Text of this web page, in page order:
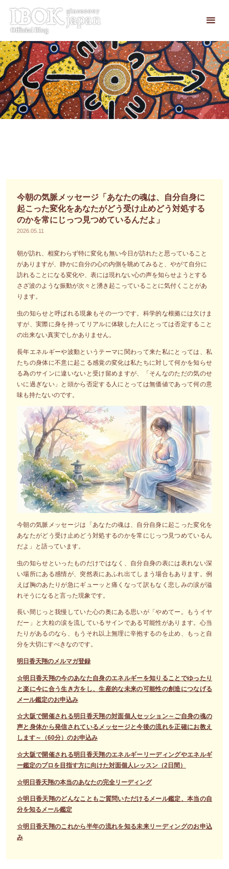
ツ
へ
ス
キ
ッ
プ
今朝の気脈メッセージ「あなたの魂は、自分自身に
起こった変化をあなたがどう受け止めどう対処する
のかを常にじっつ見つめているんだよ」
2026.05.11
朝が訪れ、相変わらず特に変化も無い今日が訪れたと思っていること
がありますが、静かに自分の心の内側を眺めてみると、やがて自分に
訪れることになる変化や、表には現れない心の声を知らせようとする
さざ波のような振動が次々と湧き起こっていることに気付くことがあ
ります。
虫の知らせと呼ばれる現象もその一つです。科学的な根拠には欠けま
すが、実際に身を持ってリアルに体験した人にとっては否定すること
の出来ない真実でしかありません。
長年エネルギーや波動というテーマに関わって来た私にとっては、私
たちの身体に不意に起こる感覚の変化は私たちに対して何かを知らせ
る為のサインに違いないと受け留めますが、「そんなのただの気のせ
いに過ぎない」と頭から否定する人にとっては無価値であって何の意
味も持たないのです。
今朝の気脈メッセージは「あなたの魂は、自分自身に起こった変化を
あなたがどう受け止めどう対処するのかを常にじっつ見つめているん
だよ」と語っています。
虫の知らせといったものだけではなく、自分自身の表には表れない深
い場所にある感情が、突然表にあふれ出てしまう場合もあります。例
えば胸のあたりが急にギューッと痛くなって訳もなく悲しみの涙が溢
れそうになると言った現象です。
長い間じっと我慢していた心の奥にある思いが「やめてー。もうイヤ
だー」と大粒の涙を流しているサインである可能性があります。心当
たりがあるのなら、もうそれ以上無理に辛抱するのを止め、もっと自
分を大切にすべきなのです。
明日香天翔のメルマガ登録
☆明日香天翔の今のあなた自身のエネルギーを知りることでゆったり
と楽に今に合う生き方をし、生産的な未来の可能性の創造につなげる
メール鑑定のお申込み
☆大阪で開催される明日香天翔の対面個人セッション～ご自身の魂の
声と身体から発信されているメッセージと今後の流れを正確にお教え
します～（60分）のお申込み
☆大阪で開催される明日香天翔のエネルギーリーディングやエネルギ
ー鑑定のプロを目指す方に向けた対面個人レッスン（2日間）
☆明日香天翔の本当のあなたの完全リーディング
☆明日香天翔のどんなこともご質問いただけるメール鑑定、本当の自
分を知るメール鑑定
☆明日香天翔のこれから半年の流れを知る未来リーディングのお申込
み